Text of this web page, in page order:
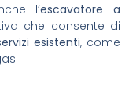
l’escavatore a
che consente di
esistenti, come